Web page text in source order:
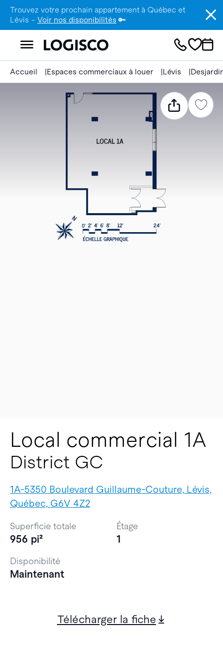
Trouvez votre prochain appartement à Québec et
Lévis – Voir nos disponibilités 🔑
Accueil Espaces commerciaux à louer Lévis
Local commercial 1A
District GC
1A-5350 Boulevard Guillaume-Couture, Lévis,
Québec, G6V 4Z2
Superficie totale
956 pi²
Étage
1
Disponibilité
Maintenant
Télécharger la fiche